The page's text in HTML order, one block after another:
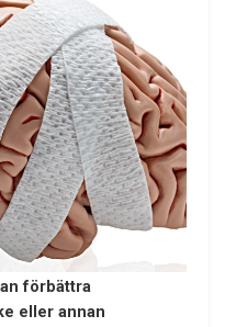
förbättra
eller annan